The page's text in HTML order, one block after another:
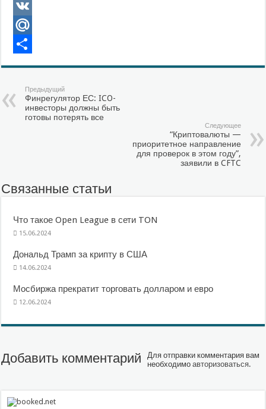
Odnoklassniki
VK
Mail.Ru
Предыдущий
Финрегулятор ЕС: ICO-
инвесторы должны быть
готовы потерять все
Следующее
“Криптовалюты —
приоритетное направление
для проверок в этом году”,
заявили в CFTC
Связанные статьи
Что такое Open League в сети TON
15.06.2024
Дональд Трамп за крипту в США
14.06.2024
Мосбиржа прекратит торговать долларом и евро
12.06.2024
Добавить комментарий
Для отправки комментария вам
необходимоавторизоваться.